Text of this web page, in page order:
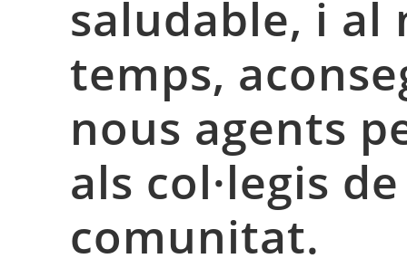
saludable, i al
temps,
nous agents
als col·legis
comunitat.